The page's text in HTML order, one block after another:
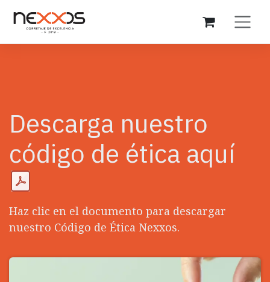
Descarga nuestro
código de ética aquí
Haz clic en el documento para descargar
nuestro Código de Ética Nexxos.